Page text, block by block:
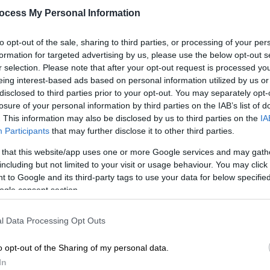
My Personal Information
opt-out of the sale, sharing to third parties, or processing of your
for targeted advertising by us, please use the below opt-out
selection. Please note that after your opt-out request is processed
interest-based ads based on personal information utilized by us
to third parties prior to your opt-out. You may separately
of your personal information by third parties on the IAB’s list of
This information may also be disclosed by us to third parties on the
Participants that may further disclose it to other third parties.
that this website/app uses one or more Google services and may
but not limited to your visit or usage behaviour. You may
to Google and its third-party tags to use your data for below
consent section.
Data Processing Opt Outs
opt-out of the Sharing of my personal data.
το ΕΘΝΟΣ στη Google
Τρίτη, 20 Δεκεμβρίου, με 65χρονο άνδρα
φωτιά στο σπίτι του,πλησίον του